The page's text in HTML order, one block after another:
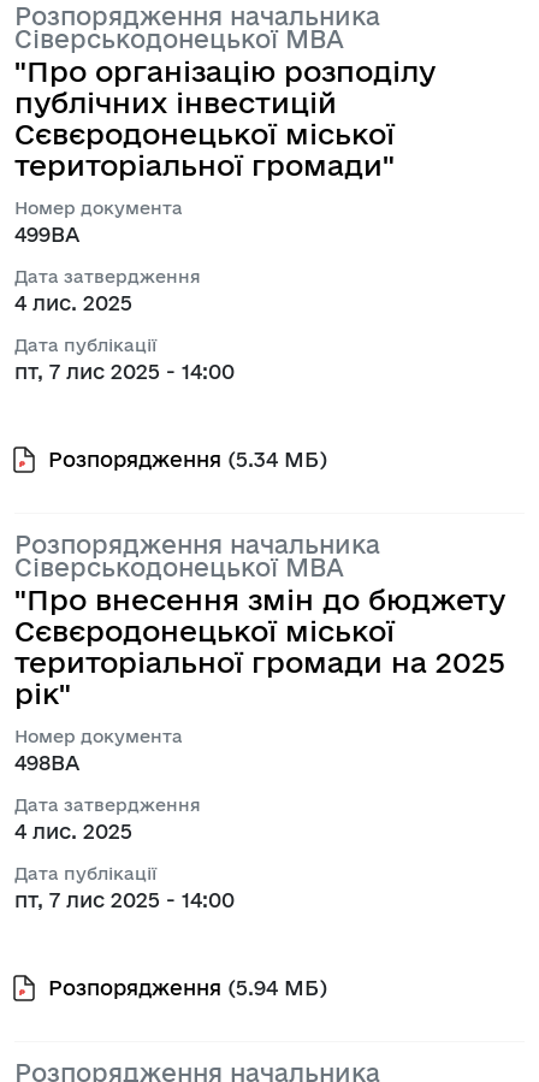
Розпорядження начальника
Сіверськодонецької МВА
"Про організацію розподілу
публічних інвестицій
Сєвєродонецької міської
територіальної громади"
Номер документа
499ВА
Дата затвердження
4 лис. 2025
Дата публікації
пт, 7 лис 2025 - 14:00
Розпорядження (5.34 МБ)
Розпорядження начальника
Сіверськодонецької МВА
"Про внесення змін до бюджету
Сєвєродонецької міської
територіальної громади на 2025
рік"
Номер документа
498ВА
Дата затвердження
4 лис. 2025
Дата публікації
пт, 7 лис 2025 - 14:00
Розпорядження (5.94 МБ)
Розпорядження начальника